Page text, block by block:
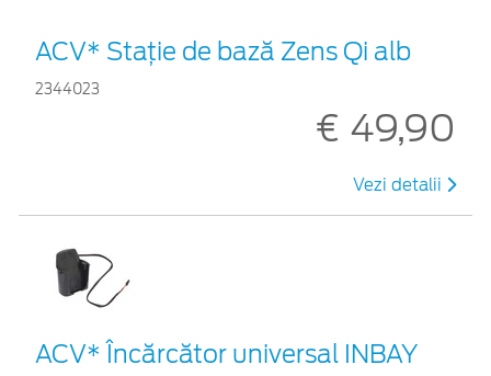
ACV* Stație de bază Zens Qi alb
2344023
€ 49,90
Vezi detalii
ACV* Încărcător universal INBAY